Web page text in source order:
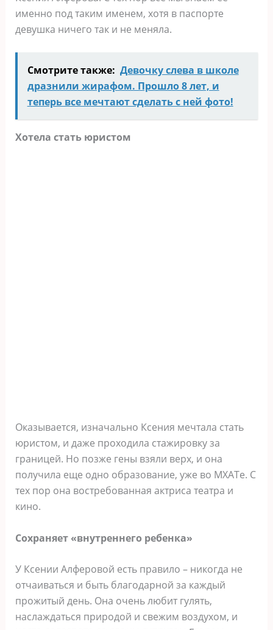
именно под таким именем, хотя в паспорте
девушка ничего так и не меняла.
Смотрите также: Девочку слева в школе
дразнили жирафом. Прошло 8 лет, и
теперь все мечтают сделать с ней фото!
Хотела стать юристом
Оказывается, изначально Ксения мечтала стать
юристом, и даже проходила стажировку за
границей. Но позже гены взяли верх, и она
получила еще одно образование, уже во МХАТе. С
тех пор она востребованная актриса театра и
кино.
Сохраняет «внутреннего ребенка»
У Ксении Алферовой есть правило – никогда не
отчаиваться и быть благодарной за каждый
прожитый день. Она очень любит гулять,
наслаждаться природой и свежим воздухом, и